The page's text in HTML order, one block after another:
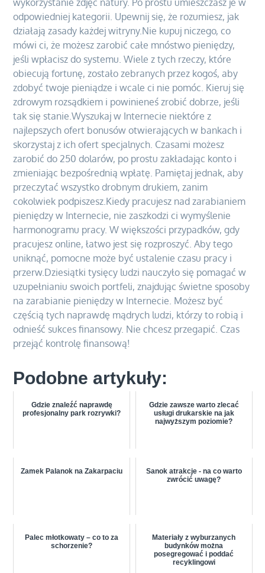
wykorzystanie zdjęć natury. Po prostu umieszczasz je w
odpowiedniej kategorii. Upewnij się, że rozumiesz, jak
działają zasady każdej witryny.Nie kupuj niczego, co
mówi ci, że możesz zarobić całe mnóstwo pieniędzy,
jeśli wpłacisz do systemu. Wiele z tych rzeczy, które
obiecują fortunę, zostało zebranych przez kogoś, aby
zdobyć twoje pieniądze i wcale ci nie pomóc. Kieruj się
zdrowym rozsądkiem i powinieneś zrobić dobrze, jeśli
tak się stanie.Wyszukaj w Internecie niektóre z
najlepszych ofert bonusów otwierających w bankach i
skorzystaj z ich ofert specjalnych. Czasami możesz
zarobić do 250 dolarów, po prostu zakładając konto i
zmieniając bezpośrednią wpłatę. Pamiętaj jednak, aby
przeczytać wszystko drobnym drukiem, zanim
cokolwiek podpiszesz.Kiedy pracujesz nad zarabianiem
pieniędzy w Internecie, nie zaszkodzi ci wymyślenie
harmonogramu pracy. W większości przypadków, gdy
pracujesz online, łatwo jest się rozproszyć. Aby tego
uniknąć, pomocne może być ustalenie czasu pracy i
przerw.Dziesiątki tysięcy ludzi nauczyło się pomagać w
uzupełnianiu swoich portfeli, znajdując świetne sposoby
na zarabianie pieniędzy w Internecie. Możesz być
częścią tych naprawdę mądrych ludzi, którzy to robią i
odnieść sukces finansowy. Nie chcesz przegapić. Czas
przejąć kontrolę finansową!
Podobne artykuły:
Gdzie znaleźć naprawdę
profesjonalny park rozrywki?
Gdzie zawsze warto zlecać
usługi drukarskie na jak
najwyższym poziomie?
Zamek Palanok na Zakarpaciu
Sanok atrakcje - na co warto
zwrócić uwagę?
Palec młotkowaty – co to za
schorzenie?
Materiały z wyburzanych
budynków można
posegregować i poddać
recyklingowi